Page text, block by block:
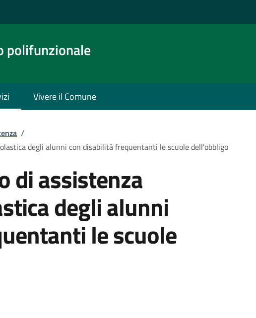
polifunzionale
Vivere il Comune
/
degli alunni con disabilità frequentanti le scuole dell'obbligo
di assistenza
degli alunni
le scuole